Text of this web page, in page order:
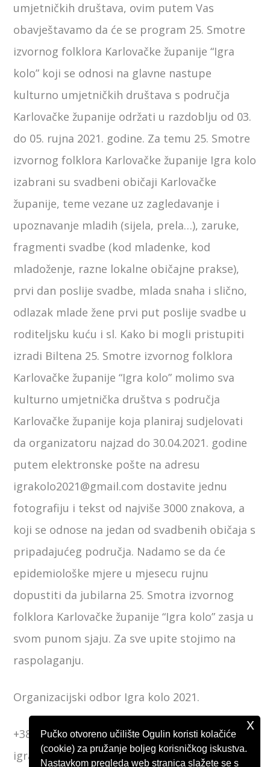
umjetničkih društava, ovim putem Vas
obavještavamo da će se program 25. Smotre
izvornog folklora Karlovačke županije “Igra
kolo” koji se odnosi na glavne nastupe
kulturno umjetničkih društava s područja
Karlovačke županije održati u razdoblju od 03.
do 05. rujna 2021. godine. Za temu 25. Smotre
izvornog folklora Karlovačke županije Igra kolo
izabrani su svadbeni običaji Karlovačke
županije, teme vezane uz zagledavanje i
upoznavanje mladih (sijela, prela…), zaruke,
fragmenti svadbe (kod mladenke, kod
mladoženje, razne lokalne običajne prakse),
prvi dan poslije svadbe, mlada snaha i slično,
odlazak mlade žene prvi put poslije svadbe u
roditeljsku kuću i sl. Kako bi mogli pristupiti
izradi Biltena 25. Smotre izvornog folklora
Karlovačke županije “Igra kolo” molimo sva
kulturno umjetnička društva s područja
Karlovačke županije koja planiraj sudjelovati
da organizatoru najzad do 30.04.2021. godine
putem elektronske pošte na adresu
igrakolo2021@gmail.com dostavite jednu
fotografiju i tekst od najviše 3000 znakova, a
koji se odnose na jedan od svadbenih običaja s
pripadajućeg područja. Nadamo se da će
epidemiološke mjere u mjesecu rujnu
dopustiti da jubilarna 25. Smotra izvornog
folklora Karlovačke županije “Igra kolo” zasja u
svom punom sjaju. Za sve upite stojimo na
raspolaganju.
Organizacijski odbor Igra kolo 2021.
+385 47 522 257
igrakolo2021@gmail.com
Pučko otvoreno učilište Ogulin koristi kolačiće
(cookie) za pružanje boljeg korisničkog iskustva.
Nastavkom pregleda web stranica slažete se s
x